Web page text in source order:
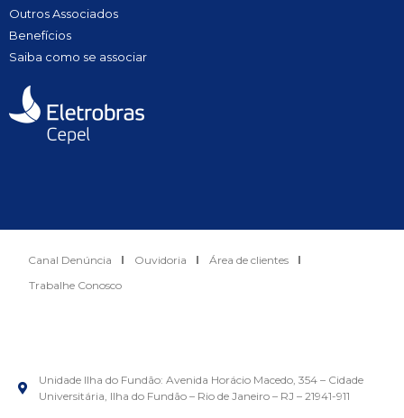
Outros Associados
Benefícios
Saiba como se associar
Canal Denúncia Ouvidoria
Área de clientes
Trabalhe Conosco
Unidade Ilha do Fundão: Avenida Horácio Macedo, 354 – Cidade
Universitária, Ilha do Fundão – Rio de Janeiro – RJ – 21941-911